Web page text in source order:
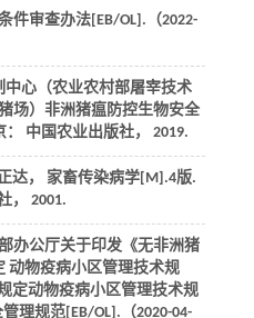
件审查办法[EB/OL].（2022-
心（农业农村部屠宰技术
场）非洲猪瘟防控生物安全
： 中国农业出版社， 2019.
达， 家畜传染病学[M].4版.
， 2001.
办公厅关于印发《无非洲猪
动物疫病小区管理技术规
定动物疫病小区管理技术规
理规范[EB/OL].（2020-04-